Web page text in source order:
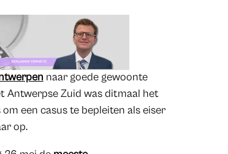
naar goede gewoonte
Antwerpse Zuid was ditmaal het
een casus te bepleiten als eiser
op.